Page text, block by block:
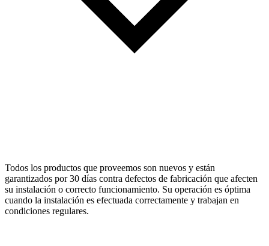
Todos los productos que proveemos son nuevos y están
garantizados por 30 días contra defectos de fabricación que afecten
su instalación o correcto funcionamiento. Su operación es óptima
cuando la instalación es efectuada correctamente y trabajan en
condiciones regulares.